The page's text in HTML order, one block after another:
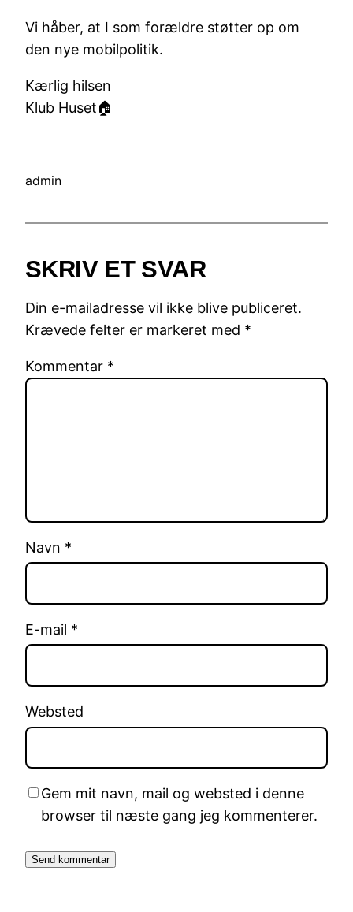
Vi håber, at I som forældre støtter op om
den nye mobilpolitik.
Kærlig hilsen
Klub Huset🏠
admin
SKRIV ET SVAR
Din e-mailadresse vil ikke blive publiceret.
Krævede felter er markeret med *
Kommentar *
Navn *
E-mail *
Websted
Gem mit navn, mail og websted i denne
browser til næste gang jeg kommenterer.